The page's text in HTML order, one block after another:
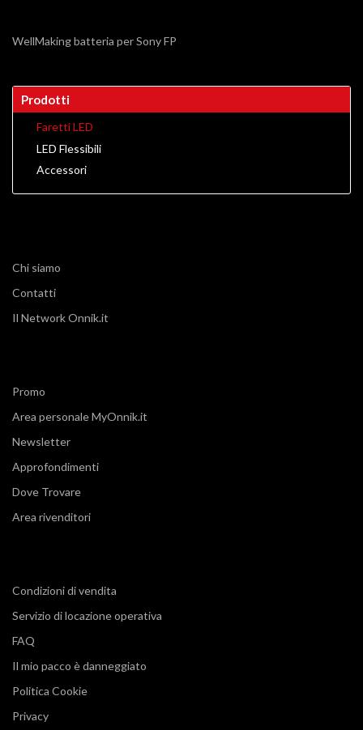
WellMaking batteria per Sony FP
Prodotti
Faretti LED
LED Flessibili
Accessori
Chi siamo
Contatti
Il Network Onnik.it
Promo
Area personale MyOnnik.it
Newsletter
Approfondimenti
Dove Trovare
Area rivenditori
Condizioni di vendita
Servizio di locazione operativa
FAQ
Il mio pacco è danneggiato
Politica Cookie
Privacy